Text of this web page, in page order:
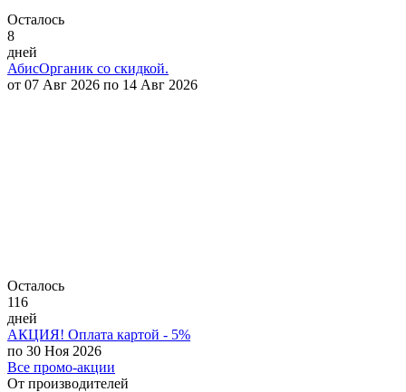
Осталось
8
дней
АбисОрганик со скидкой.
от 07 Авг 2026 по 14 Авг 2026
Осталось
116
дней
АКЦИЯ! Оплата картой - 5%
по 30 Ноя 2026
Все промо-акции
От производителей